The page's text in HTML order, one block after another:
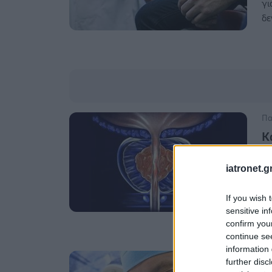
If you wish
sensitive
confirm
continue
information
further
Η